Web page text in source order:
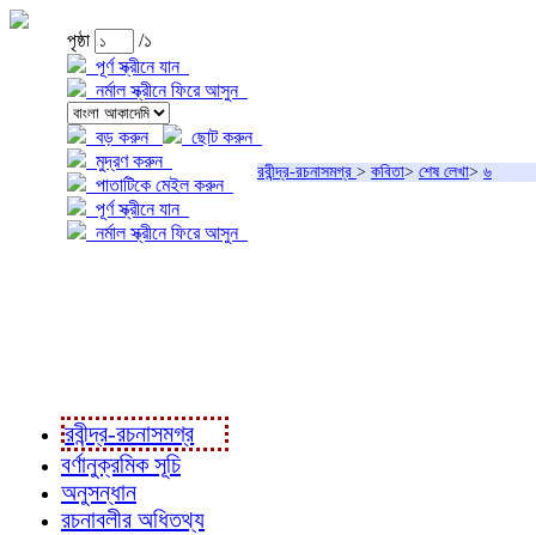
পৃষ্ঠা
/১
পূর্ণ স্ক্রীনে যান
নর্মাল স্ক্রীনে ফিরে আসুন
বড় করুন
ছোট করুন
মুদ্রণ করুন
পাতাটিকে মেইল করুন
পূর্ণ স্ক্রীনে যান
নর্মাল স্ক্রীনে ফিরে আসুন
রবীন্দ্র-রচনাসমগ্র > কবিতা> শেষ লেখা> ৬
রবীন্দ্র-রচনাসমগ্র
বর্ণানুক্রমিক সূচি
অনুসন্ধান
রচনাবলীর অধিতথ্য